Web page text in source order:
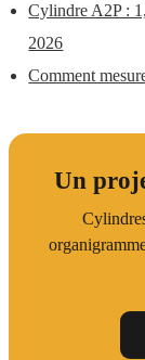
Cylindre A2P :
2026
Comment
Un